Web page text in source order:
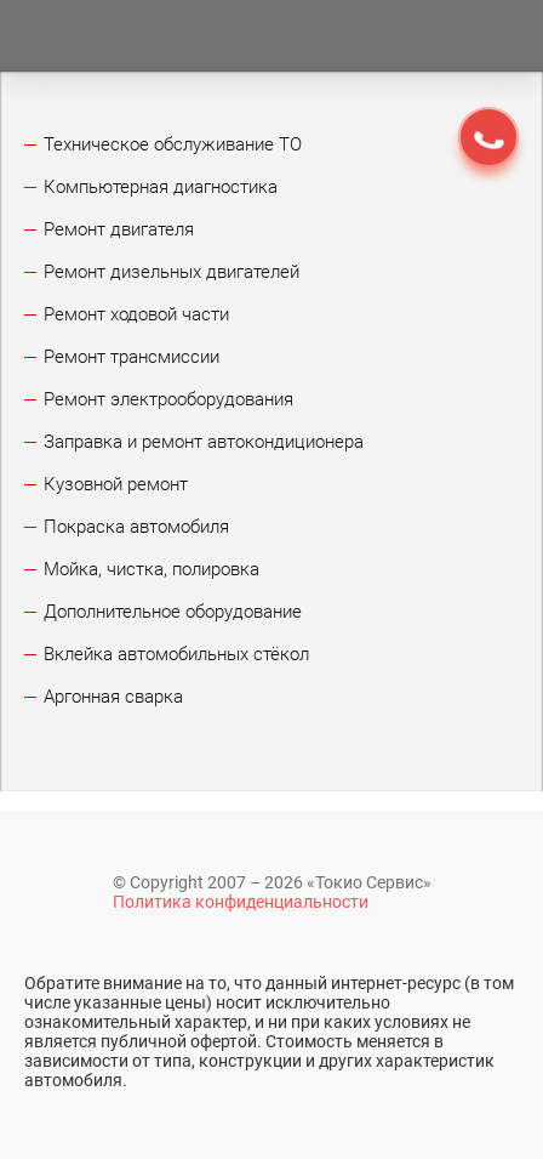
Техническое обслуживание ТО
Компьютерная диагностика
Ремонт двигателя
Ремонт дизельных двигателей
Ремонт ходовой части
Ремонт трансмиссии
Ремонт электрооборудования
Заправка и ремонт автокондиционера
Кузовной ремонт
Покраска автомобиля
Мойка, чистка, полировка
Дополнительное оборудование
Вклейка автомобильных стёкол
Аргонная сварка
© Copyright 2007 – 2026 «Токио Сервис»
Политика конфиденциальности
Обратите внимание на то, что данный интернет-ресурс (в том
числе указанные цены) носит исключительно
ознакомительный характер, и ни при каких условиях не
является публичной офертой. Стоимость меняется в
зависимости от типа, конструкции и других характеристик
автомобиля.